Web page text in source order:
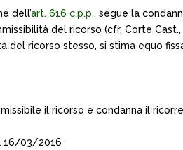
dell’art. 616 c.p.p., segue la
del ricorso (cfr. Corte
del ricorso stesso, si stima equo
il ricorso e condanna il
16/03/2016